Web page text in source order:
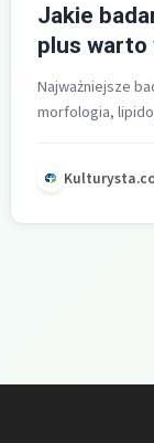
Jakie
plus warto
Najważniejsze
morfologia,